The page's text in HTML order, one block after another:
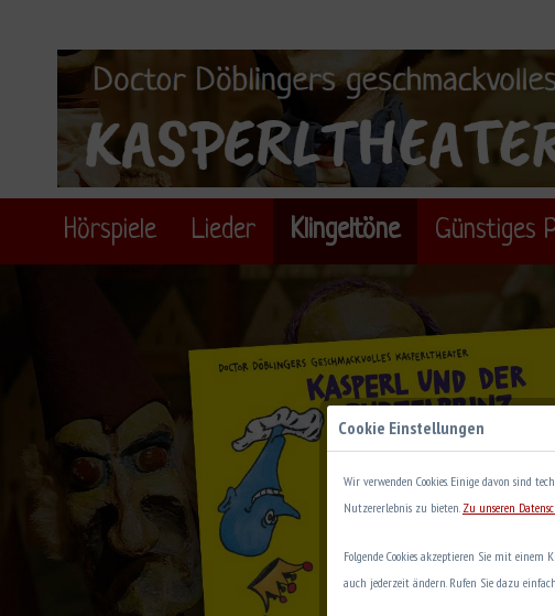
Hörspiele Lieder Klingeltöne Günstiges
Cookie Einstellungen
Wir verwenden Cookies. Einige davon sind
Nutzererlebnis zu bieten. Zu unseren
Folgende Cookies akzeptieren Sie mit
auch jederzeit ändern. Rufen Sie dazu